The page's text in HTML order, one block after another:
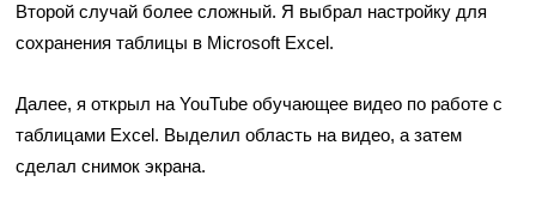
Второй случай более сложный. Я выбрал настройку для
сохранения таблицы в Microsoft Excel.
Далее, я открыл на YouTube обучающее видео по работе с
таблицами Excel. Выделил область на видео, а затем
сделал снимок экрана.